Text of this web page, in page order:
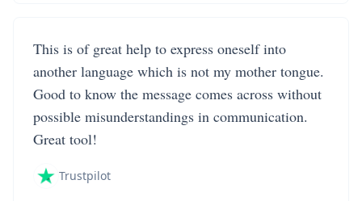
This is of great help to express oneself into
another language which is not my mother tongue.
Good to know the message comes across without
possible misunderstandings in communication.
Great tool!
Trustpilot